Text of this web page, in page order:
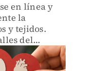
en línea y
la
y tejidos.
del